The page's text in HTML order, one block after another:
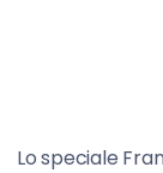
Lo speciale